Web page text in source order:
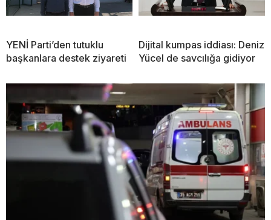
YENİ Parti’den tutuklu
başkanlara destek ziyareti
Dijital kumpas iddiası: Deniz
Yücel de savcılığa gidiyor